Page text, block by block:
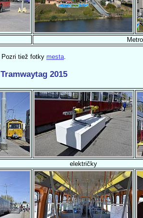
Metro
Pozri tiež fotky mesta
Tramwaytag 2015
električky